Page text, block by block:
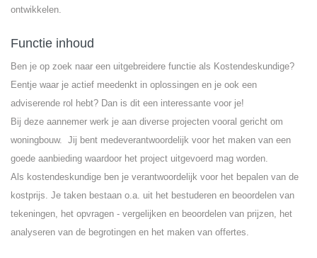
ontwikkelen.
Functie inhoud
Ben je op zoek naar een uitgebreidere functie als Kostendeskundige?
Eentje waar je actief meedenkt in oplossingen en je ook een
adviserende rol hebt? Dan is dit een interessante voor je!
Bij deze aannemer werk je aan diverse projecten vooral gericht om
woningbouw. Jij bent medeverantwoordelijk voor het maken van een
goede aanbieding waardoor het project uitgevoerd mag worden.
Als kostendeskundige ben je verantwoordelijk voor het bepalen van de
kostprijs. Je taken bestaan o.a. uit het bestuderen en beoordelen van
tekeningen, het opvragen - vergelijken en beoordelen van prijzen, het
analyseren van de begrotingen en het maken van offertes.